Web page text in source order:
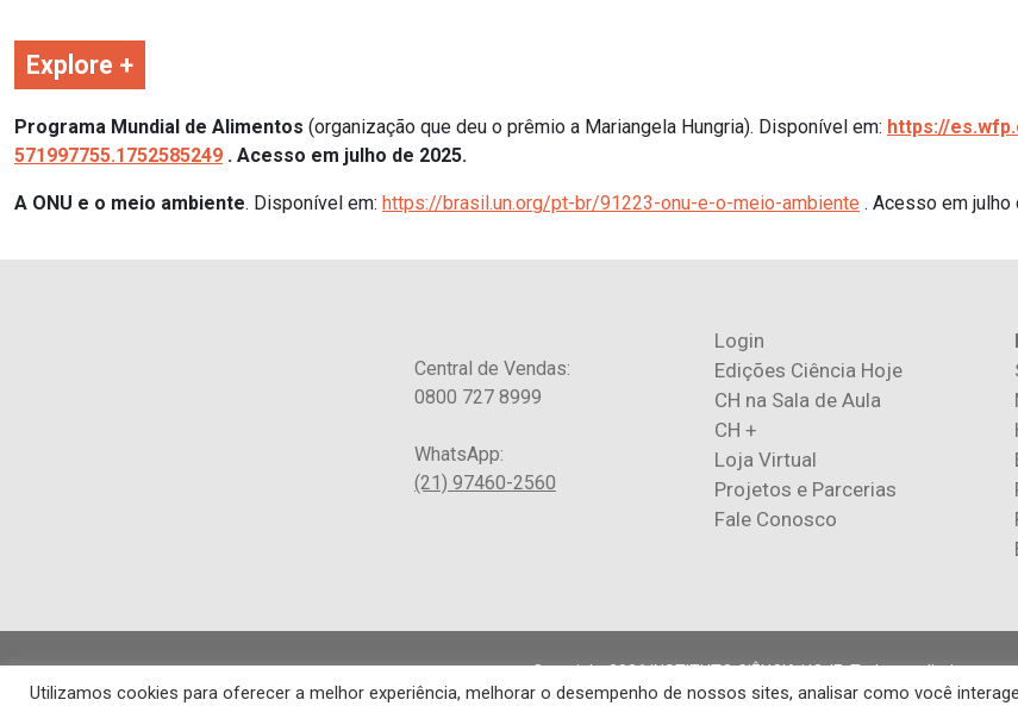
Explore +
Programa Mundial de Alimentos (organização que deu o prêmio a Mariangela Hungria). Disponível em: https://
571997755.1752585249 . Acesso em julho de 2025.
A ONU e o meio ambiente. Disponível em: https://brasil.un.org/pt-br/91223-onu-e-o-meio-ambiente . Acesso em julho
Central de Vendas:
0800 727 8999
WhatsApp:
(21) 97460-2560
Login
Edições Ciência Hoje
CH na Sala de Aula
CH +
Loja Virtual
Projetos e Parcerias
Fale Conosco
Copyright 2026 INSTITUTO CIÊNCIA HOJE. Todos os direitos
Os artigos publicados na revista refletem exclusivamente a opinião de
Utilizamos cookies para oferecer a melhor experiência, melhorar o desempenho de nossos sites, analisar como você